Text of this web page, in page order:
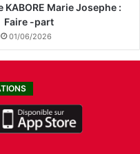
KABORE Marie Josephe :
Faire -part
01/06/2026